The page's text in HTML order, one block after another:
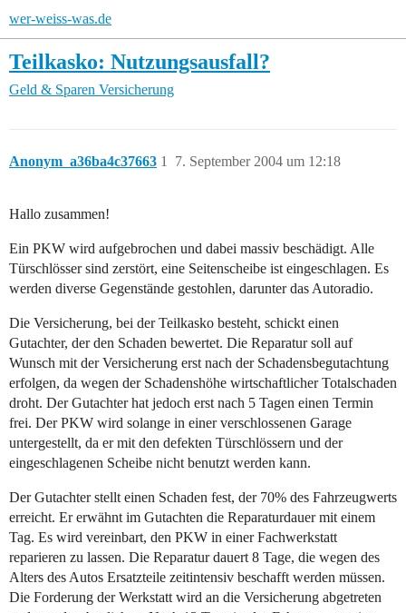
wer-weiss-was.de
Teilkasko: Nutzungsausfall?
Geld & Sparen Versicherung
Anonym_a36ba4c37663 7. September 2004 um 12:18
1
Hallo zusammen!
Ein PKW wird aufgebrochen und dabei massiv beschädigt. Alle
Türschlösser sind zerstört, eine Seitenscheibe ist eingeschlagen. Es
werden diverse Gegenstände gestohlen, darunter das Autoradio.
Die Versicherung, bei der Teilkasko besteht, schickt einen
Gutachter, der den Schaden bewertet. Die Reparatur soll auf
Wunsch mit der Versicherung erst nach der Schadensbegutachtung
erfolgen, da wegen der Schadenshöhe wirtschaftlicher Totalschaden
droht. Der Gutachter hat jedoch erst nach 5 Tagen einen Termin
frei. Der PKW wird solange in einer verschlossenen Garage
untergestellt, da er mit den defekten Türschlössern und der
eingeschlagenen Scheibe nicht benutzt werden kann.
Der Gutachter stellt einen Schaden fest, der 70% des Fahrzeugwerts
erreicht. Er erwähnt im Gutachten die Reparaturdauer mit einem
Tag. Es wird vereinbart, den PKW in einer Fachwerkstatt
reparieren zu lassen. Die Reparatur dauert 8 Tage, die wegen des
Alters des Autos Ersatzteile zeitintensiv beschafft werden müssen.
Die Forderung der Werkstatt wird an die Versicherung abgetreten